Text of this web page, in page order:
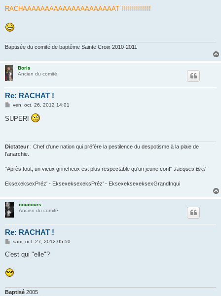
g
RACHAAAAAAAAAAAAAAAAAAAAAT !!!!!!!!!!!!!!!
Baptisée du comité de baptême Sainte Croix 2010-2011
Boris
Ancien du comité
Re: RACHAT !
M
s
s
ven. oct. 26, 2012 14:01
SUPER!
Dictateur : Chef d'une nation qui préfère la pestilence du despotisme à la plaie de
l'anarchie.
"Après tout, un vieux grincheux est plus respectable qu'un jeune con!" Jacques Brel
EksexeksexPréz' - EksexeksexeksPréz' - EksexeksexeksexGrandInqui
nounours
Ancien du comité
Re: RACHAT !
M
s
g
e
sam. oct. 27, 2012 05:50
C'est qui "elle"?
Baptisé 2005